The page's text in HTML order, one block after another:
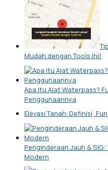
Mudah dengan Tools Ini!
Apa Itu Alat Waterpass?
Penggunaannya
Elevasi Tanah: Definisi,
Penginderaan Jauh &
Modern